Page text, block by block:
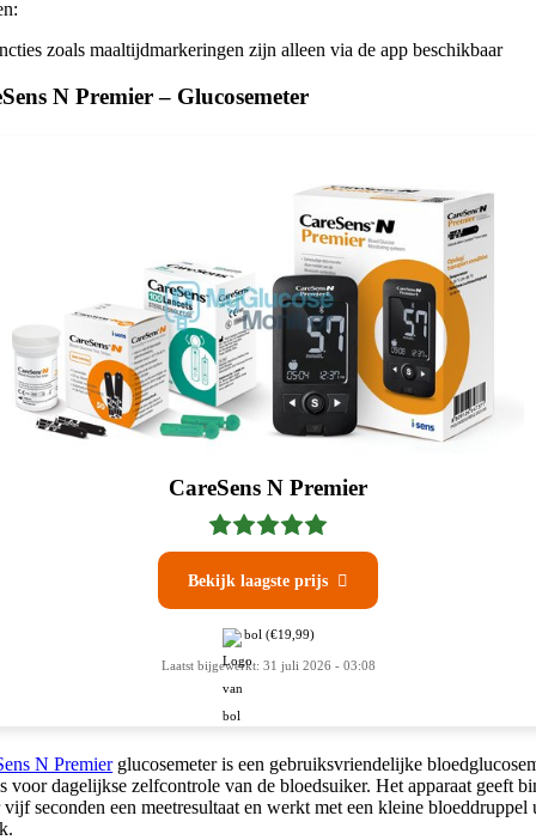
zoals maaltijdmarkeringen zijn alleen via de app beschikbaar
N Premier – Glucosemeter
CareSens N Premier
Bekijk laagste prijs 
bol (€19,99)
Laatst bijgewerkt: 31 juli 2026 - 03:08
N Premierglucosemeter is een gebruiksvriendelijke
voor dagelijkse zelfcontrole van de bloedsuiker. Het apparaat geeft
vijf seconden een meetresultaat en werkt met een kleine bloeddruppel